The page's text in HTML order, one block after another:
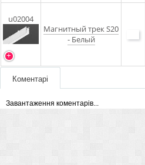
u02004
Магнитный трек S20
- Белый
Коментарі
Завантаження коментарів...